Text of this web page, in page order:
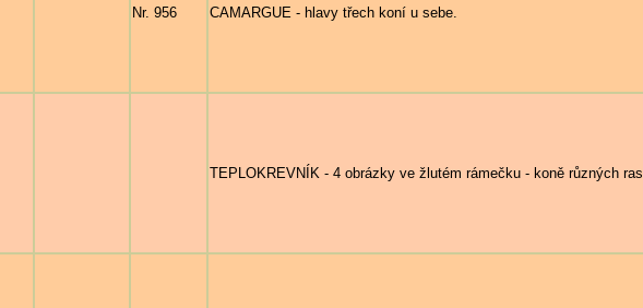
Nr. 956 CAMARGUE - hlavy třech koní u sebe.
TEPLOKREVNÍK - 4 obrázky ve žlutém rámečku - koně různých ras.